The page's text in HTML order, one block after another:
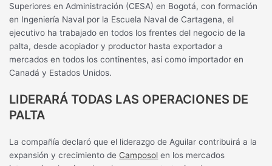
Superiores en Administración (CESA) en Bogotá, con formación
en Ingeniería Naval por la Escuela Naval de Cartagena, el
ejecutivo ha trabajado en todos los frentes del negocio de la
palta, desde acopiador y productor hasta exportador a
mercados en todos los continentes, así como importador en
Canadá y Estados Unidos.
LIDERARÁ TODAS LAS OPERACIONES DE
PALTA
La compañía declaró que el liderazgo de Aguilar contribuirá a la
expansión y crecimiento de Camposol en los mercados